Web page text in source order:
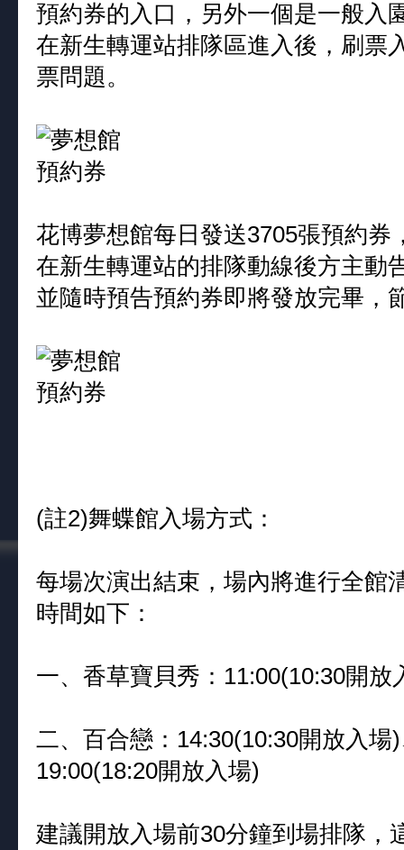
預約券的入口，另外一個是一般入
在新生轉運站排隊區進入後，刷票
票問題。
花博夢想館每日發送3705張預約
在新生轉運站的排隊動線後方主動
並隨時預告預約券即將發放完畢，
(註2)舞蝶館入場方式：
每場次演出結束，場內將進行全館
時間如下：
一、香草寶貝秀：11:00(10:30開
二、百合戀：14:30(10:30開放入場
19:00(18:20開放入場)
建議開放入場前30分鐘到場排隊，